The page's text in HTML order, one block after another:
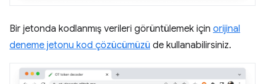
Bir jetonda kodlanmış verileri görüntülemek için orijinal
deneme jetonu kod çözücümüzü de kullanabilirsiniz.